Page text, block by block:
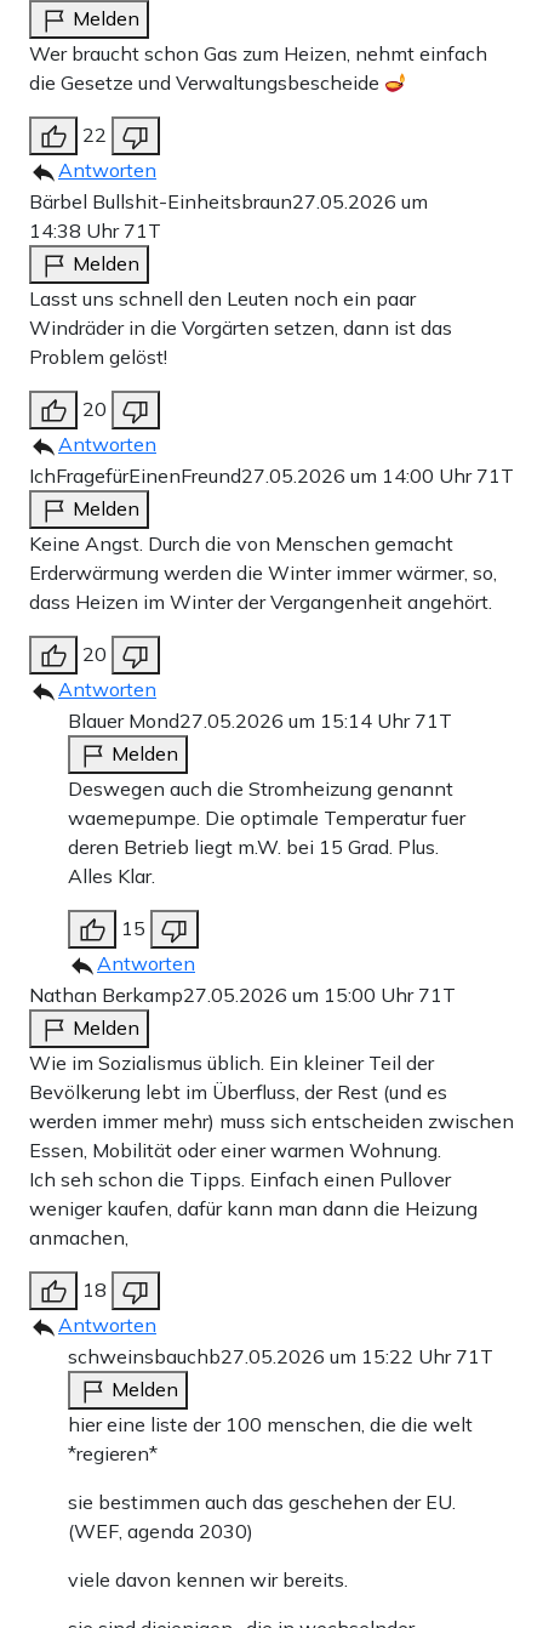
Melden
Wer braucht schon Gas zum Heizen, nehmt einfach
die Gesetze und Verwaltungsbescheide
22
Antworten
Bärbel Bullshit-Einheitsbraun27.05.2026 um
14:38 Uhr 71T
Melden
Lasst uns schnell den Leuten noch ein paar
Windräder in die Vorgärten setzen, dann ist das
Problem gelöst!
20
Antworten
IchFragefürEinenFreund27.05.2026 um 14:00 Uhr 71T
Melden
Keine Angst. Durch die von Menschen gemacht
Erderwärmung werden die Winter immer wärmer, so,
dass Heizen im Winter der Vergangenheit angehört.
20
Antworten
Blauer Mond27.05.2026 um 15:14 Uhr 71T
Melden
Deswegen auch die Stromheizung genannt
waemepumpe. Die optimale Temperatur fuer
deren Betrieb liegt m.W. bei 15 Grad. Plus.
Alles Klar.
15
Antworten
Nathan Berkamp27.05.2026 um 15:00 Uhr 71T
Melden
Wie im Sozialismus üblich. Ein kleiner Teil der
Bevölkerung lebt im Überfluss, der Rest (und es
werden immer mehr) muss sich entscheiden zwischen
Essen, Mobilität oder einer warmen Wohnung.
Ich seh schon die Tipps. Einfach einen Pullover
weniger kaufen, dafür kann man dann die Heizung
anmachen,
18
Antworten
schweinsbauchb27.05.2026 um 15:22 Uhr 71T
Melden
hier eine liste der 100 menschen, die die welt
*regieren*
sie bestimmen auch das geschehen der EU.
(WEF, agenda 2030)
viele davon kennen wir bereits.